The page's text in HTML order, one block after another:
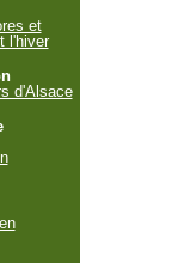
et
l'hiver
d'Alsace